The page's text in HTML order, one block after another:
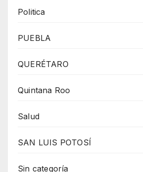
Politica
PUEBLA
QUERÉTARO
Quintana Roo
Salud
SAN LUIS POTOSÍ
Sin categoría